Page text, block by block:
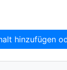
hinzufügen